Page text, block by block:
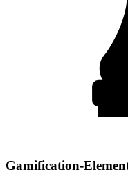
Gamification-